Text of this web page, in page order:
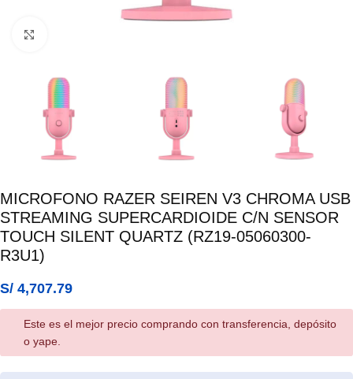
MICROFONO RAZER SEIREN V3 CHROMA USB
STREAMING SUPERCARDIOIDE C/N SENSOR
TOUCH SILENT QUARTZ (RZ19-05060300-
R3U1)
S/ 4,707.79
Este es el mejor precio comprando con transferencia, depósito
o yape.